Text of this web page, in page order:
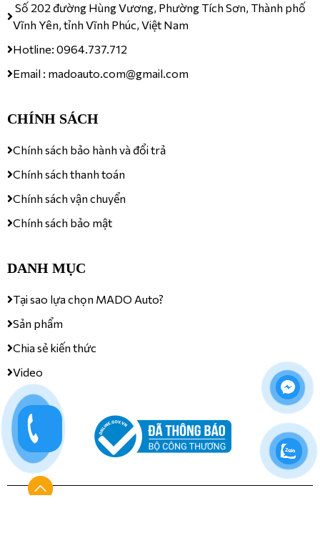
Số 202 đường Hùng Vương, Phường Tích Sơn, Thành phố
Vĩnh Yên, tỉnh Vĩnh Phúc, Việt Nam
Hotline: 0964.737.712
Email : madoauto.com@gmail.com
CHÍNH SÁCH
Chính sách bảo hành và đổi trả
Chính sách thanh toán
Chính sách vận chuyển
Chính sách bảo mật
DANH MỤC
Tại sao lựa chọn MADO Auto?
Sản phẩm
Chia sẻ kiến thức
Video